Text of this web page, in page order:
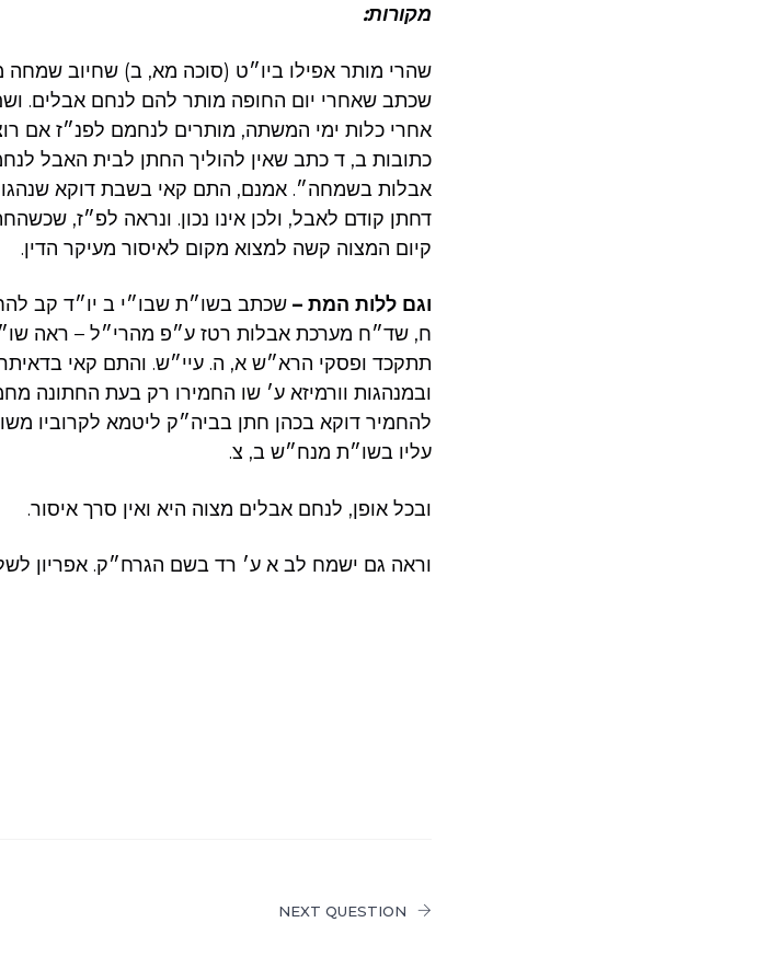
מקורות:
שהרי מותר אפילו ביו״ט (סוכה מא, ב) שחיוב
שכתב שאחרי יום החופה מותר להם לנחם אבלים.
אחרי כלות ימי המשתה, מותרים לנחמם לפנ״ז אם
כתובות ב, ד כתב שאין להוליך החתן לבית האבל
אבלות בשמחה״. אמנם, התם קאי בשבת דוקא שנהגו
דחתן קודם לאבל, ולכן אינו נכון. ונראה לפ״ז,
קיום המצוה קשה למצוא מקום לאיסור מעיקר הדין.
וגם ללות המת – שכתב בשו״ת שבו״י ב יו״ד קב
ח, שד״ח מערכת אבלות רטז ע״פ מהרי״ל – ראה
תתקכד ופסקי הרא״ש א, ה. עיי״ש. והתם קאי
ובמנהגות וורמיזא ע׳ שו החמירו רק בעת החתונה
להחמיר דוקא בכהן חתן בביה״ק ליטמא לקרוביו
עליו בשו״ת מנח״ש ב, צ.
ובכל אופן, לנחם אבלים מצוה היא ואין סרך איסור.
וראה גם ישמח לב א ע׳ רד בשם הגרח״ק. אפריון
NEXT QUESTION